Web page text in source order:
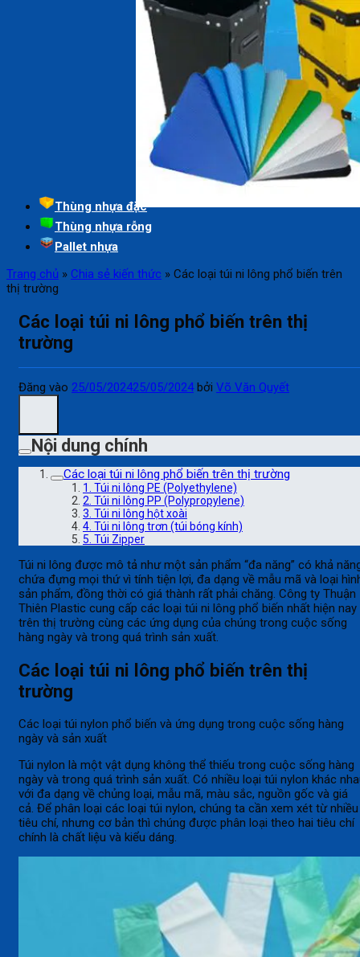
Thùng nhựa đặc
Thùng nhựa rỗng
Pallet nhựa
Trang chủ » Chia sẻ kiến thức » Các loại túi ni lông phổ biến trên
thị trường
Các loại túi ni lông phổ biến trên thị
trường
Đăng vào 25/05/202425/05/2024 bởi Võ Văn Quyết
Nội dung chính
Các loại túi ni lông phổ biến trên thị trường
1. Túi ni lông PE (Polyethylene)
2. Túi ni lông PP (Polypropylene)
3. Túi ni lông hột xoài
4. Túi ni lông trơn (túi bóng kính)
5. Túi Zipper
Túi ni lông được mô tả như một sản phẩm “đa năng” có khả
chứa đựng mọi thứ vì tính tiện lợi, đa dạng về mẫu mã và loại
sản phẩm, đồng thời có giá thành rất phải chăng. Công ty Thuận
Thiên Plastic cung cấp các loại túi ni lông phổ biến nhất hiện nay
trên thị trường cùng các ứng dụng của chúng trong cuộc sống
hàng ngày và trong quá trình sản xuất.
Các loại túi ni lông phổ biến trên thị
trường
Các loại túi nylon phổ biến và ứng dụng trong cuộc sống hàng
ngày và sản xuất
Túi nylon là một vật dụng không thể thiếu trong cuộc sống hàng
ngày và trong quá trình sản xuất. Có nhiều loại túi nylon khác
với đa dạng về chủng loại, mẫu mã, màu sắc, nguồn gốc và giá
cả. Để phân loại các loại túi nylon, chúng ta cần xem xét từ nhiều
tiêu chí, nhưng cơ bản thì chúng được phân loại theo hai tiêu chí
chính là chất liệu và kiểu dáng.